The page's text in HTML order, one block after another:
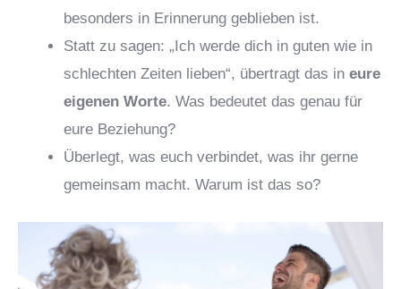
besonders in Erinnerung geblieben ist.
Statt zu sagen: „Ich werde dich in guten wie in
schlechten Zeiten lieben“, übertragt das in eure
eigenen Worte. Was bedeutet das genau für
eure Beziehung?
Überlegt, was euch verbindet, was ihr gerne
gemeinsam macht. Warum ist das so?